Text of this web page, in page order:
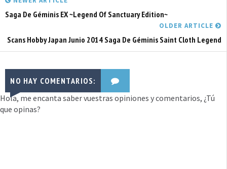
Saga De Géminis EX ~Legend Of Sanctuary Edition~
OLDER ARTICLE
Scans Hobby Japan Junio 2014 Saga De Géminis Saint Cloth Legend
NO HAY COMENTARIOS:
Hola, me encanta saber vuestras opiniones y comentarios, ¿Tú
que opinas?